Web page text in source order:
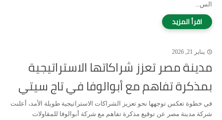
الس...
يناير 21, 2026
مدينة مصر تعزز شراكاتها الاستراتيجية
بمذكرة تفاهم مع أبوالوفا في تاج سيتي
في خطوة تعكس توجهها نحو تعزيز الشراكات الاستراتيجية طويلة الأمد، أعلنت
شركة مدينة مصر عن توقيع مذكرة تفاهم مع شركة أبوالوفا للمقاولات